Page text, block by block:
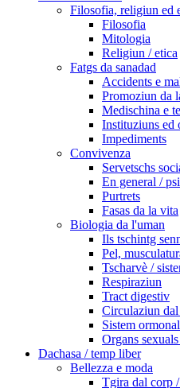
Filosofia, religiun ed
Filosofia
Mitologia
Religiun / etica
Fatgs da sanadad
Accidents e
Promoziun da
Medischina e
Instituziuns ed
Impediments
Convivenza
Servetschs
En general /
Purtrets
Fasas da la vita
Biologia da l'uman
Ils tschintg
Pel,
Tscharvè /
Respiraziun
Tract digestiv
Circulaziun dal
Sistem
Organs
Dachasa / temp liber
Bellezza e moda
Tgira dal corp